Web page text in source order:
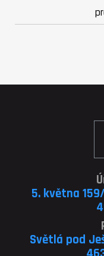
5. května
Světlá pod